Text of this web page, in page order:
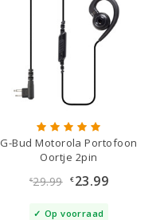
G-Bud Motorola Portofoon
Oortje 2pin
€29.99 €23.99
Op voorraad